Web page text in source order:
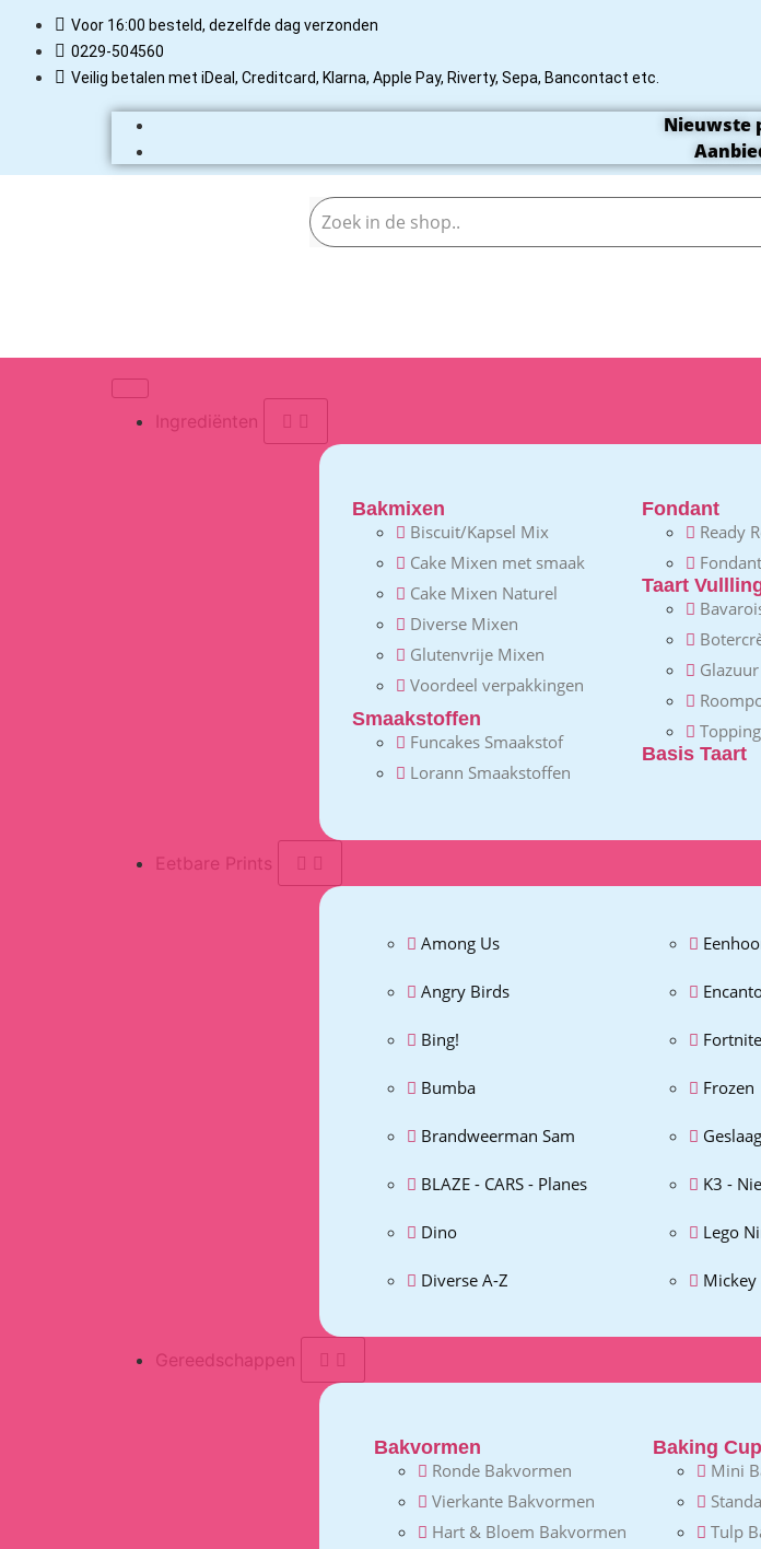
Voor 16:00 besteld, dezelfde dag verzonden
0229-504560
Veilig betalen met iDeal, Creditcard, Klarna, Apple Pay, Riverty, Sepa, Bancontact etc.
Nieuwste
Ingrediënten
Bakmixen
Biscuit/Kapsel Mix
Cake Mixen met smaak
Cake Mixen Naturel
Diverse Mixen
Glutenvrije Mixen
Voordeel verpakkingen
Smaakstoffen
Funcakes Smaakstof
Lorann Smaakstoffen
Fondant
Ready
Fondant
Taart
Basis Taart
Eetbare Prints
Among Us
Angry Birds
Bing!
Bumba
Brandweerman Sam
BLAZE - CARS - Planes
Dino
Diverse A-Z
Frozen
K3 -
Lego
Gereedschappen
Bakvormen
Ronde Bakvormen
Vierkante Bakvormen
Hart & Bloem Bakvormen
Baking
Mini
Tulp